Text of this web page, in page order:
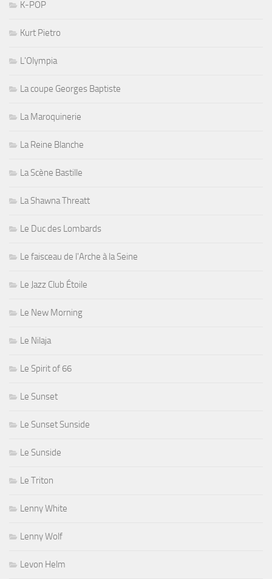
K-POP
Kurt Pietro
L'Olympia
La coupe Georges Baptiste
La Maroquinerie
La Reine Blanche
La Scène Bastille
La Shawna Threatt
Le Duc des Lombards
Le faisceau de l'Arche à la Seine
Le Jazz Club Étoile
Le New Morning
Le Nilaja
Le Spirit of 66
Le Sunset
Le Sunset Sunside
Le Sunside
Le Triton
Lenny White
Lenny Wolf
Levon Helm